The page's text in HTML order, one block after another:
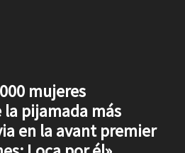
mujeres
pijamada más
en la avant premier